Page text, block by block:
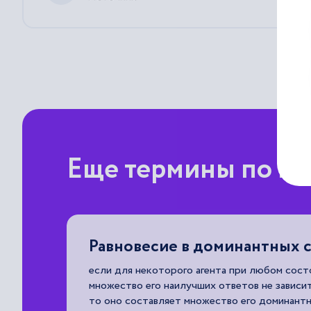
Еще термины по
Равновесие в доминантных
если для некоторого агента при любом
множество его наилучших ответов не
то оно составляет множество его